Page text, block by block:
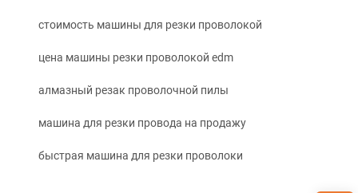
стоимость машины для резки проволокой
цена машины резки проволокой edm
алмазный резак проволочной пилы
машина для резки провода на продажу
быстрая машина для резки проволоки